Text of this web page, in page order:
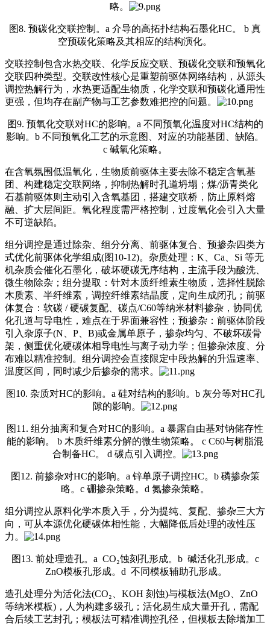
略。
图8. 预碳化交联控制。a 介导的高拓扑结构石墨化HC。 b 真
空预碳化策略及其相应的结构演化。
交联控制包含水热交联、化学反应交联、预碳化交联和预氧化
交联四种类型。交联改性核心是重塑前驱体网络结构，从源头
调控热解行为，水热更适配生物质，化学交联和预碳化通用性
更强，但均存在副产物与工艺参数难把控的问题。
图9. 预氧化交联对HC的影响。a 不同预氧化温度对HC结构的
影响。b 不同预氧化工艺的示意图、对应的功能基团、缺陷。
c 碱氧化策略。
在含氧氛围低温氧化，生物质前驱体主要去除不稳定含氧基
团、构建稳定交联网络，抑制热解时孔道坍塌；煤/沥青类化
石基前驱体则主动引入含氧基团，搭建交联桥，防止原料熔
融、扩大层间距。氧化程度需严格控制，过度氧化会引入大量
不可逆缺陷。
组分调控是通过除杂、组分分离、前驱体复合、预掺杂四类方
式优化前驱体化学组成(图10-12)。杂质处理：K、Ca、Si 等无
机杂质会催化石墨化，破坏硬碳无序结构，主流手段为酸洗、
微生物除杂；组分提取：针对木质纤维素生物质，选择性脱除
木质素、半纤维素，调控纤维素结晶度，定向生成闭孔；前驱
体复合：软碳 / 硬碳复配、碳点/C60等纳米材料掺杂，协同优
化孔道与导电性，难点在于界面兼容性；预掺杂：前驱体阶段
引入杂原子(N、P、B)或金属单原子，掺杂均匀、不破坏碳骨
架，侧重优化硬碳体相导电性与离子动力学；但掺杂浓度、分
布难以精准控制。组分调控会直接限定中段热解的升温速率、
温度区间，同时减少后掺杂的需求。
图10. 杂质对HC的影响。a 硅对结构的影响。b 灰分等对HC孔
隙的影响。
图11. 组分抽离和复合对HC的影响。a 暴露自由基对钠储存性
能的影响。 b 木质纤维素分解的微生物策略。 c C60与树脂混
合制备HC。 d 碳点引入调控。
图12. 前掺杂对HC的影响。a 锌单原子调控HC。b 磷掺杂策
略。c 硼掺杂策略。d 氮掺杂策略。
组分调控从原料化学本质入手，分为提纯、复配、掺杂三大方
向，可从本源优化硬碳体相性能，大幅降低后处理的改性压
力。
图13. 前处理造孔。a CO₂蚀刻孔形成。b 碱活化孔形成。c
ZnO模板孔形成。d 不同模板辅助孔形成。
造孔处理分为活化法(CO₂、KOH 刻蚀)与模板法(MgO、ZnO
等纳米模板)，人为构建多级孔；活化易生成大量开孔，需配
合后续工艺封孔；模板法可精准调控孔径，但模板去除增加工